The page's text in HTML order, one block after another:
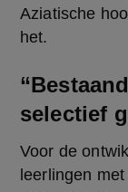
Aziatische
het.
selectief
Voor de
leerlingen